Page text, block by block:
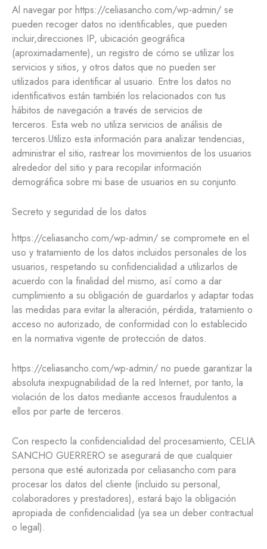
Al navegar por https://celiasancho.com/wp-admin/ se
pueden recoger datos no identificables, que pueden
incluir,direcciones IP, ubicación geográfica
(aproximadamente), un registro de cómo se utilizar los
servicios y sitios, y otros datos que no pueden ser
utilizados para identificar al usuario. Entre los datos no
identificativos están también los relacionados con tus
hábitos de navegación a través de servicios de
terceros. Esta web no utiliza servicios de análisis de
terceros.Utilizo esta información para analizar tendencias,
administrar el sitio, rastrear los movimientos de los usuarios
alrededor del sitio y para recopilar información
demográfica sobre mi base de usuarios en su conjunto.
Secreto y seguridad de los datos
https://celiasancho.com/wp-admin/ se compromete en el
uso y tratamiento de los datos incluidos personales de los
usuarios, respetando su confidencialidad a utilizarlos de
acuerdo con la finalidad del mismo, así como a dar
cumplimiento a su obligación de guardarlos y adaptar todas
las medidas para evitar la alteración, pérdida, tratamiento o
acceso no autorizado, de conformidad con lo establecido
en la normativa vigente de protección de datos.
https://celiasancho.com/wp-admin/ no puede garantizar la
absoluta inexpugnabilidad de la red Internet, por tanto, la
violación de los datos mediante accesos fraudulentos a
ellos por parte de terceros.
Con respecto la confidencialidad del procesamiento, CELIA
SANCHO GUERRERO se asegurará de que cualquier
persona que esté autorizada por celiasancho.com para
procesar los datos del cliente (incluido su personal,
colaboradores y prestadores), estará bajo la obligación
apropiada de confidencialidad (ya sea un deber contractual
o legal).